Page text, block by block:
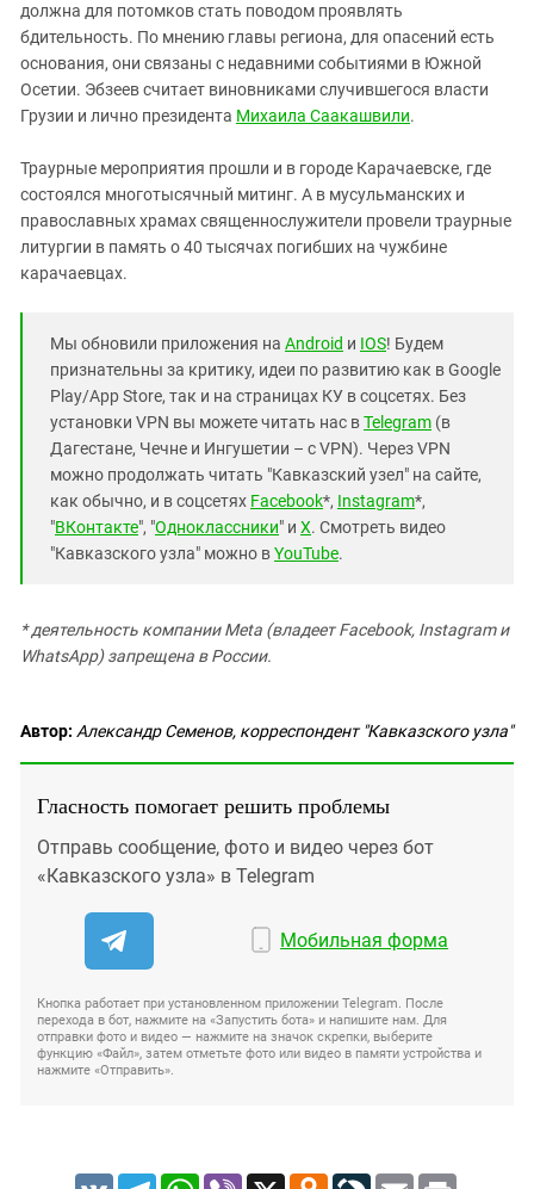
должна для потомков стать поводом проявлять
бдительность. По мнению главы региона, для опасений есть
основания, они связаны с недавними событиями в Южной
Осетии. Эбзеев считает виновниками случившегося власти
Грузии и лично президента Михаила Саакашвили.
Траурные мероприятия прошли и в городе Карачаевске, где
состоялся многотысячный митинг. А в мусульманских и
православных храмах священнослужители провели траурные
литургии в память о 40 тысячах погибших на чужбине
карачаевцах.
Мы обновили приложения на Android и IOS! Будем
признательны за критику, идеи по развитию как в Google
Play/App Store, так и на страницах КУ в соцсетях. Без
установки VPN вы можете читать нас вTelegram (в
Дагестане, Чечне и Ингушетии – с VPN). Через VPN
можно продолжать читать "Кавказский узел" на сайте,
как обычно, и в соцсетях Facebook*, Instagram*,
"ВКонтакте", "Одноклассники" и X. Смотреть видео
"Кавказского узла" можно вYouTube.
* деятельность компании Meta (владеет Facebook, Instagram и
WhatsApp) запрещена в России.
Автор: Александр Семенов, корреспондент "Кавказского узла"
Гласность помогает решить проблемы
Отправь сообщение, фото и видео через бот
«Кавказского узла» в Telegram
Мобильная форма
Кнопка работает при установленном приложении Telegram. После
перехода в бот, нажмите на «Запустить бота» и напишите нам. Для
отправки фото и видео — нажмите на значок скрепки, выберите
функцию «Файл», затем отметьте фото или видео в памяти устройства и
нажмите «Отправить».
VK TelegramWhatsApp
Viber X Odnoklassniki
LiveJournal
Email Print